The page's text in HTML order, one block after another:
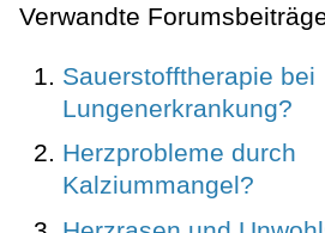
Verwandte
Sauerstofftherapie bei
Lungenerkrankung?
Herzprobleme durch
Kalziummangel?